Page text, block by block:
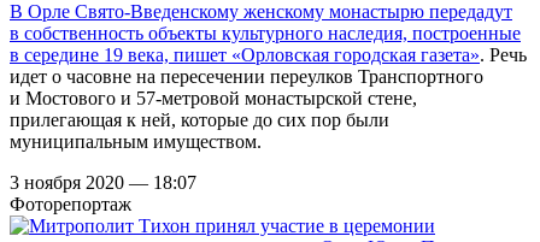
В Орле Свято-Введенскому женскому монастырю передадут
в собственность объекты культурного наследия, построенные
в середине 19 века, пишет «Орловская городская газета». Речь
идет о часовне на пересечении переулков Транспортного
и Мостового и 57-метровой монастырской стене,
прилегающая к ней, которые до сих пор были
муниципальным имуществом.
3 ноября 2020 — 18:07
Фоторепортаж